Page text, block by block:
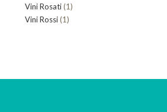
Vini Rosati 11
Vini Rossi 11